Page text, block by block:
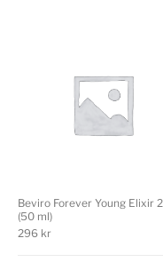
Beviro Forever Young Elixir
(50 ml)
296 kr